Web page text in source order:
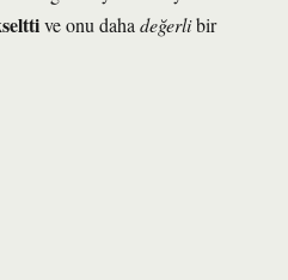
ve onu daha değerlibir